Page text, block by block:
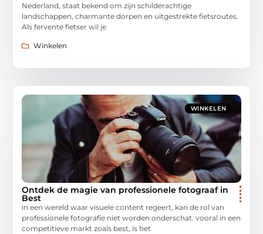
Nederland, staat bekend om zijn schilderachtige
landschappen, charmante dorpen en uitgestrekte fietsroutes.
Als fervente fietser wil je
Winkelen
WINKELEN
Ontdek de magie van professionele fotograaf in
Best
in een wereld waar visuele content regeert, kan de rol van
professionele fotografie niet worden onderschat. vooral in een
competitieve markt zoals best, is het